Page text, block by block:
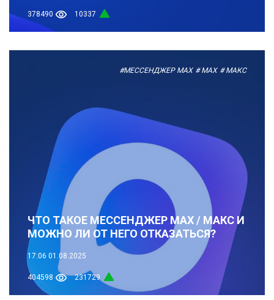
378490 10337
#МЕССЕНДЖЕР MAX # MAX # МАКС
ЧТО ТАКОЕ МЕССЕНДЖЕР MAX / МАКС И
МОЖНО ЛИ ОТ НЕГО ОТКАЗАТЬСЯ?
17:06 01.08.2025
404598 231729